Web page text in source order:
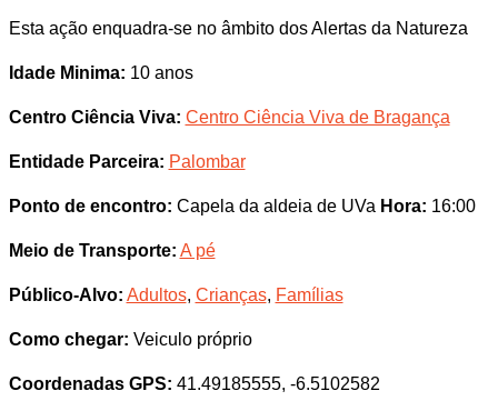
Esta ação enquadra-se no âmbito dos Alertas da Natureza
Idade Minima: 10 anos
Centro Ciência Viva: Centro Ciência Viva de Bragança
Entidade Parceira: Palombar
Ponto de encontro: Capela da aldeia de UVa Hora: 16:00
Meio de Transporte: A pé
Público-Alvo: Adultos, Crianças, Famílias
Como chegar: Veiculo próprio
Coordenadas GPS: 41.49185555, -6.5102582